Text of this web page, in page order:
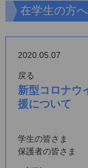
在学生の方へ
2020.05.07
戻る
新型コロナウ
援について
学生の皆さま
保護者の皆さま